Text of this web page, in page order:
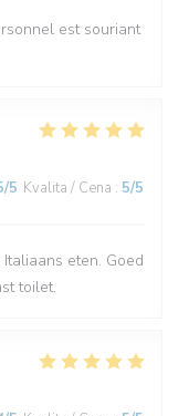
est souriant
/5 Kvalita / Cena : 5/5
eten. Goed
toilet.